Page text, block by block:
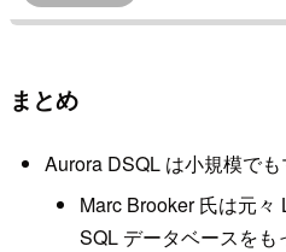
まとめ
Aurora DSQL は小規模で
Marc Brooker 氏は元々
SQL データベースを